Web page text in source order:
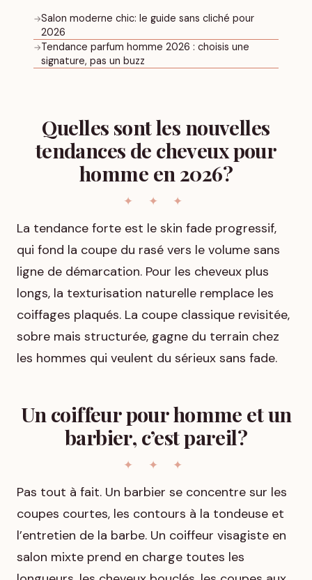
→Salon moderne chic: le guide sans cliché pour
2026
→Tendance parfum homme 2026 : choisis une
signature, pas un buzz
Quelles sont les nouvelles
tendances de cheveux pour
homme en 2026?
La tendance forte est le skin fade progressif,
qui fond la coupe du rasé vers le volume sans
ligne de démarcation. Pour les cheveux plus
longs, la texturisation naturelle remplace les
coiffages plaqués. La coupe classique revisitée,
sobre mais structurée, gagne du terrain chez
les hommes qui veulent du sérieux sans fade.
Un coiffeur pour homme et un
barbier, c’est pareil?
Pas tout à fait. Un barbier se concentre sur les
coupes courtes, les contours à la tondeuse et
l’entretien de la barbe. Un coiffeur visagiste en
salon mixte prend en charge toutes les